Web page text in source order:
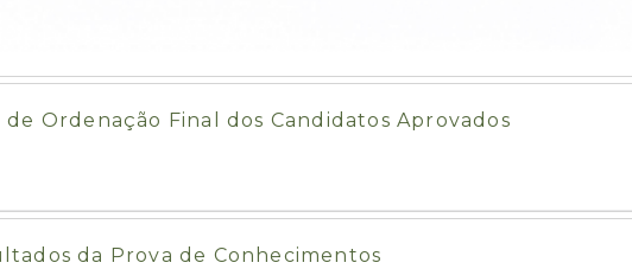
de Ordenação Final dos Candidatos Aprovados
da Prova de Conhecimentos